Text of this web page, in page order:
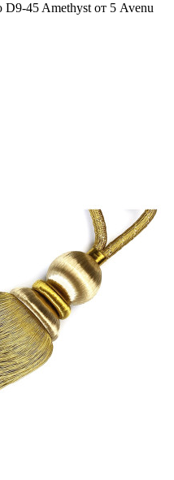
45 Amethyst от 5 Avenu